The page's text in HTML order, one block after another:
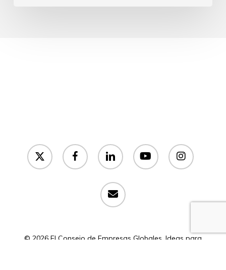
x-
twitter
facebook linkedin youtube instagram
email
© 2026 El Consejo de Empresas Globales. Ideas para